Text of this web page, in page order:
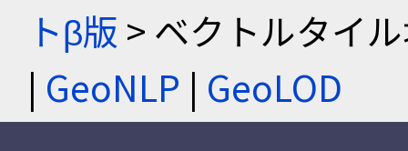
トβ版 > ベクトルタイ
| GeoNLP | GeoLOD